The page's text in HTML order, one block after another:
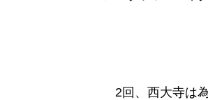
2回、西大寺は